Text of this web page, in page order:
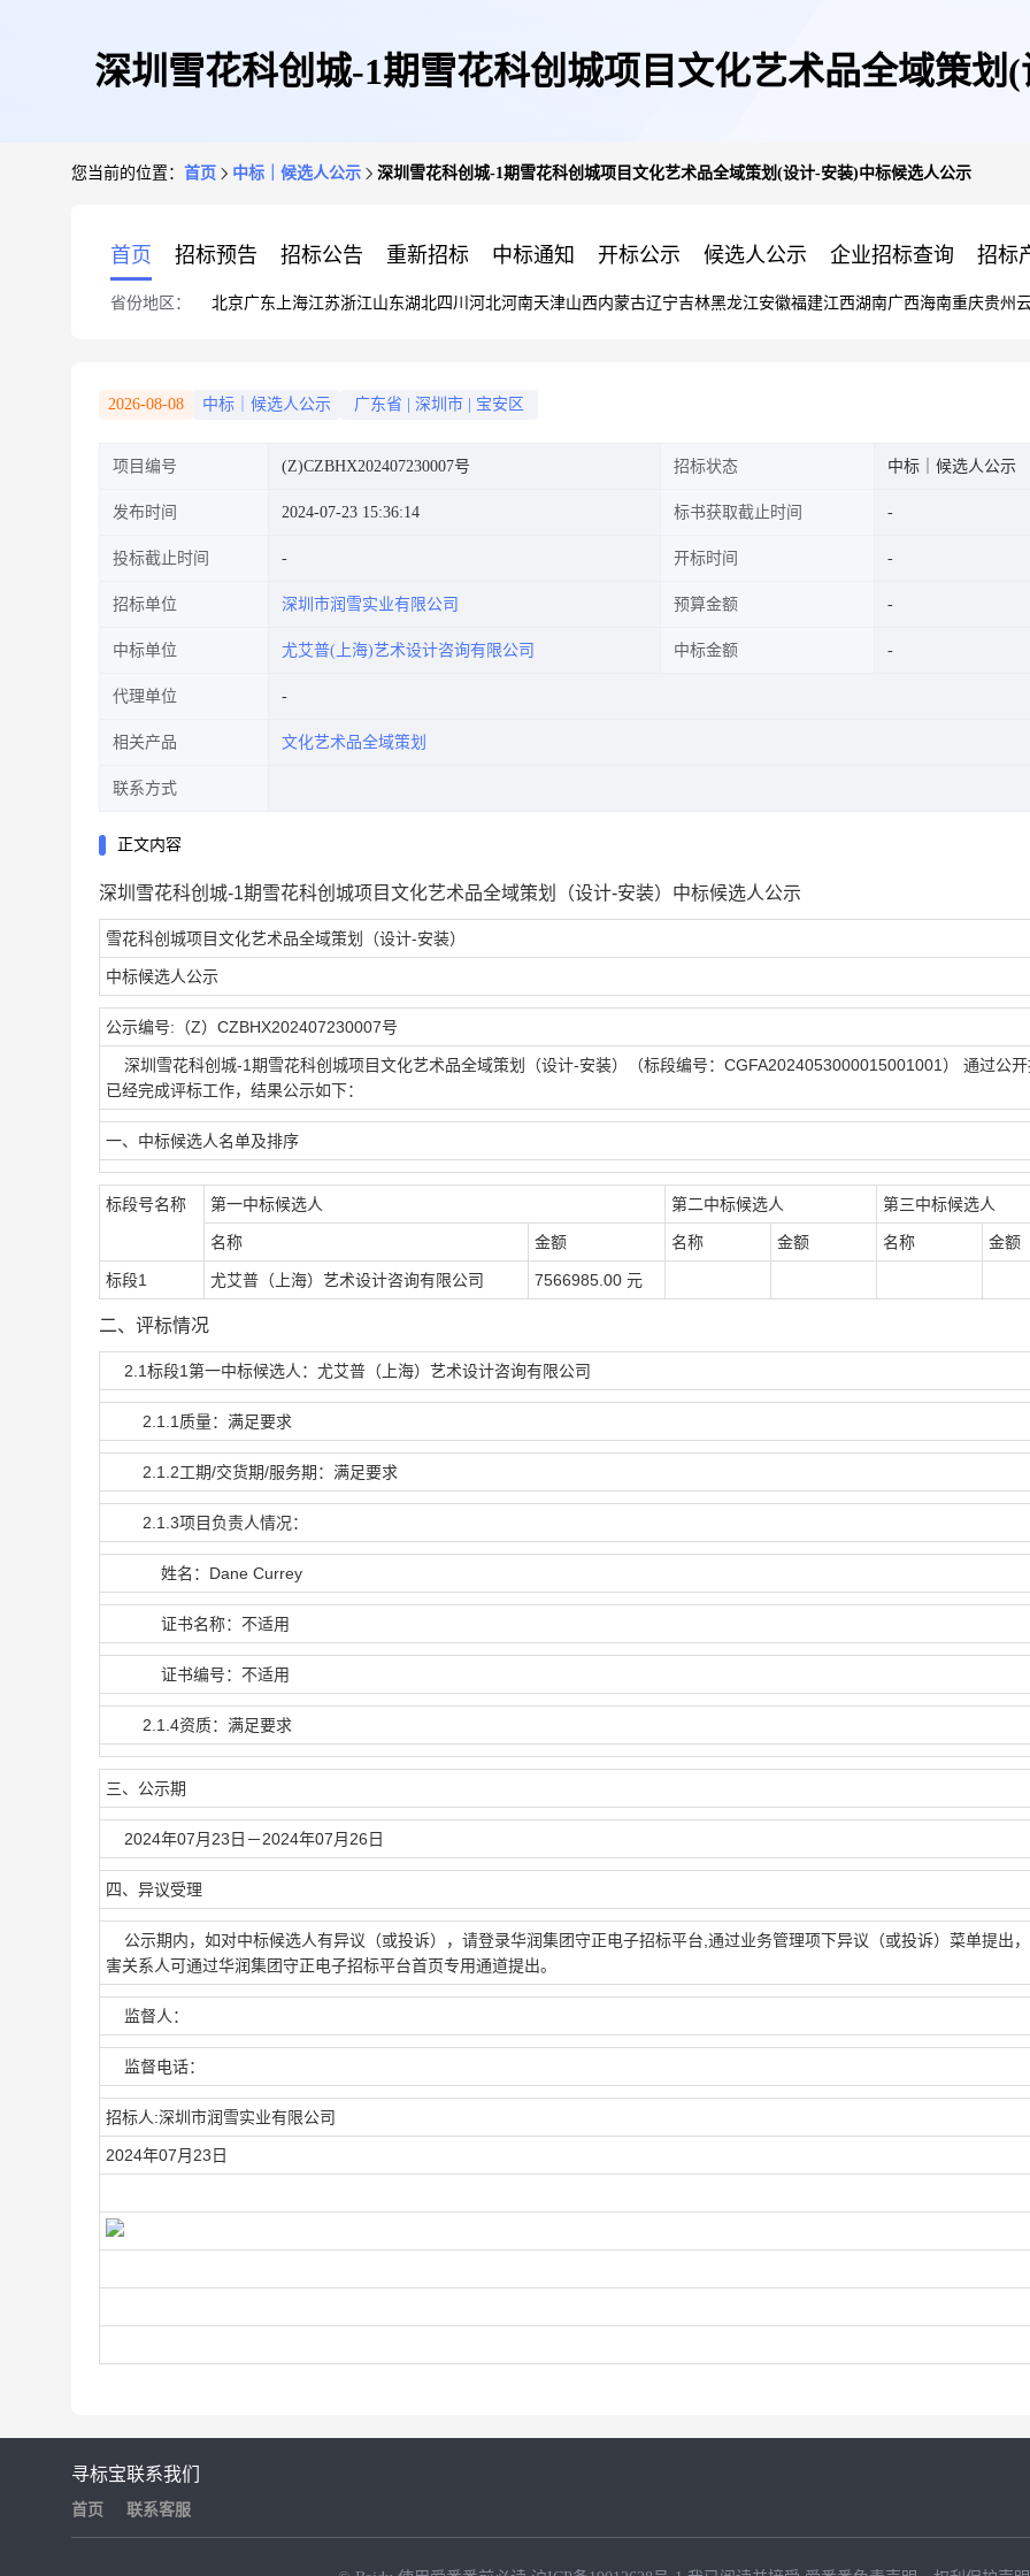
深圳雪花科创城-1期雪花科创城项目文化艺术品全域策划
您当前的位置： 首页 中标｜候选人公示 深圳雪花科创城-1期雪花科创城项目文化艺术品全域策划(设计-安装)中标候选人公示
首页 招标预告 招标公告 重新招标 中标通知 开标公示 候选人公示 企业招标查询 招标
省份地区： 北京广东 上海江苏浙江山东湖北四川 河北河南天津山西内蒙古辽宁吉林黑龙江安徽福建江西湖南广西海南重庆贵州
2026-08-08 中标｜候选人公示 广东省 深圳市 宝安区
项目编号 (Z)CZBHX202407230007号 招标状态 中标｜候选人公示
发布时间 2024-07-23 15:36:14 标书获取截止时间
投标截止时间 开标时间
招标单位 深圳市润雪实业有限公司 预算金额
中标单位 尤艾普(上海)艺术设计咨询有限公司 中标金额
代理单位
相关产品 文化艺术品全域策划
联系方式
正文内容
深圳雪花科创城-1期雪花科创城项目文化艺术品全域策划（设计-安装）中标候选人公示
雪花科创城项目文化艺术品全域策划（设计-安装）
中标候选人公示
公示编号:（Z）CZBHX202407230007号
深圳雪花科创城-1期雪花科创城项目文化艺术品全域策划（设计-安装）（标段编号：CGFA2024053000015001001） 通过公
已经完成评标工作，结果公示如下：
一、中标候选人名单及排序
标段号名称 第一中标候选人 第二中标候选人 第三中标候选人
名称 金额 名称 金额 名称 金额
标段1 尤艾普（上海）艺术设计咨询有限公司 7566985.00 元
二、评标情况
2.1标段1第一中标候选人：尤艾普（上海）艺术设计咨询有限公司
2.1.1质量：满足要求
2.1.2工期/交货期/服务期：满足要求
2.1.3项目负责人情况：
姓名：Dane Currey
证书名称：不适用
证书编号：不适用
2.1.4资质：满足要求
三、公示期
2024年07月23日－2024年07月26日
四、异议受理
公示期内，如对中标候选人有异议（或投诉），请登录华润集团守正电子招标平台,通过业务管理项下异议（或投诉）菜单提出
害关系人可通过华润集团守正电子招标平台首页专用通道提出。
监督人：
监督电话：
招标人:深圳市润雪实业有限公司
2024年07月23日
寻标宝
首页
联系我们
联系客服